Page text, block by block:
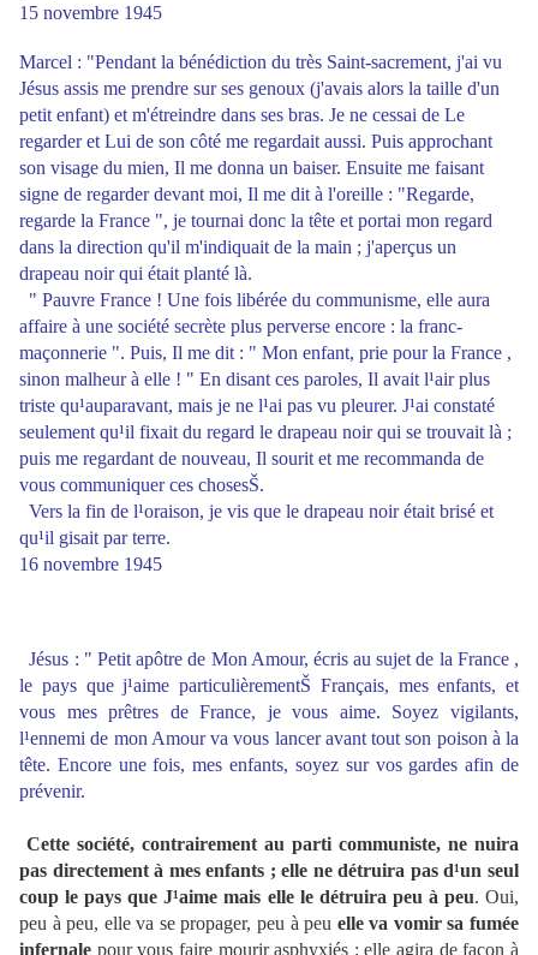
15 novembre 1945
Marcel : "Pendant la bénédiction du très Saint-sacrement, j'ai vu
Jésus assis me prendre sur ses genoux (j'avais alors la taille d'un
petit enfant) et m'étreindre dans ses bras. Je ne cessai de Le
regarder et Lui de son côté me regardait aussi. Puis approchant
son visage du mien, Il me donna un baiser. Ensuite me faisant
signe de regarder devant moi, Il me dit à l'oreille : "Regarde,
regarde la France ", je tournai donc la tête et portai mon regard
dans la direction qu'il m'indiquait de la main ; j'aperçus un
drapeau noir qui était planté là.
" Pauvre France ! Une fois libérée du communisme, elle aura
affaire à une société secrète plus perverse encore : la franc-
maçonnerie ". Puis, Il me dit : " Mon enfant, prie pour la France ,
sinon malheur à elle ! " En disant ces paroles, Il avait l¹air plus
triste qu¹auparavant, mais je ne l¹ai pas vu pleurer. J¹ai constaté
seulement qu¹il fixait du regard le drapeau noir qui se trouvait là ;
puis me regardant de nouveau, Il sourit et me recommanda de
vous communiquer ces chosesŠ.
Vers la fin de l¹oraison, je vis que le drapeau noir était brisé et
qu¹il gisait par terre.
16 novembre 1945
Jésus : " Petit apôtre de Mon Amour, écris au sujet de la France ,
le pays que j¹aime particulièrementŠ Français, mes enfants, et
vous mes prêtres de France, je vous aime. Soyez vigilants,
l¹ennemi de mon Amour va vous lancer avant tout son poison à la
tête. Encore une fois, mes enfants, soyez sur vos gardes afin de
prévenir.
Cette société, contrairement au parti communiste, ne nuira
pas directement à mes enfants ; elle ne détruira pas d¹un seul
coup le pays que J¹aime mais elle le détruira peu à peu. Oui,
peu à peu, elle va se propager, peu à peu elle va vomir sa fumée
infernale pour vous faire mourir asphyxiés ; elle agira de façon à